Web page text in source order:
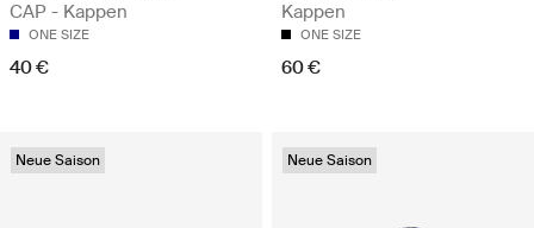
CAP - Kappen
ONE SIZE
40 €
Kappen
ONE SIZE
60 €
Neue Saison Neue Saison